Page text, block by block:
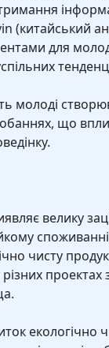
(китайський
для
молоді
що
велику
чисту
різних
екологічно